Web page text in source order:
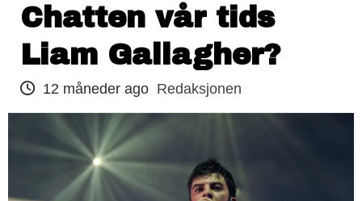
Chatten vår tids
Liam Gallagher?
12 måneder ago Redaksjonen